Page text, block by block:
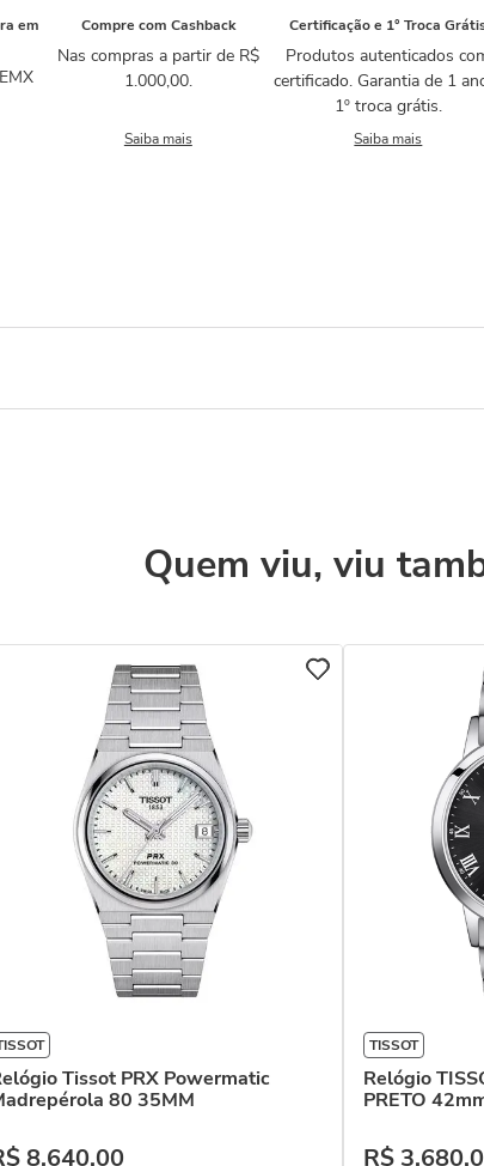
em
Compre com Cashback
Nas compras a partir de R$
1.000,00.
Saiba mais
Certificação e 1° Troca
Produtos autenticados
certificado. Garantia de 1
1º troca grátis.
Saiba mais
Quem viu, viu
Tissot PRX Powermatic
80 35MM
8.640,00
TISSOT
Relógio
PRETO
R$ 3.680,